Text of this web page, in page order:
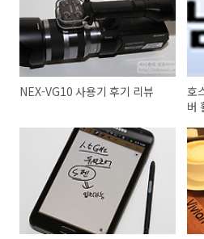
NEX-VG10 사용기 후기 리뷰
호
버